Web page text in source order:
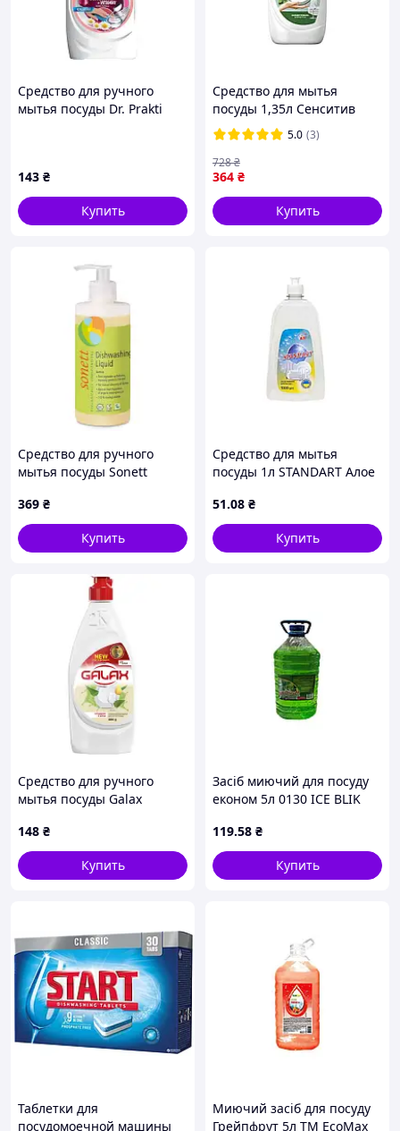
Средство для ручного
мытья посуды Dr. Prakti
143 ₴
Купить
Средство для мытья
посуды 1,35л Сенситив
Чайное дерево и мята ТМ
FAIRY
5.0 (3)
364 ₴
728₴
Купить
Средство для ручного
мытья посуды Sonett
Концентрат 300 мл
(4007547307346)
369 ₴
Купить
Средство для мытья
посуды 1л STANDART Алое
51.08 ₴
Купить
Средство для ручного
мытья посуды Galax
4823128000563 mayak
148 ₴
Купить
Засіб миючий для посуду
економ 5л 0130 ICE BLIK
119.58 ₴
Купить
Таблетки для
посудомоечной машины
Миючий засіб для посуду
Грейпфрут 5л ТМ EcoMax